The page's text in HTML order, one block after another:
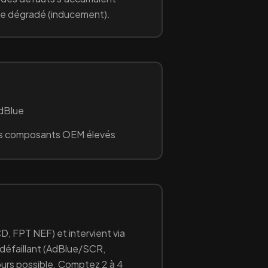
dégradé (inducement).
OEM élevés
FPT NEF) et intervient via
(AdBlue/SCR,
possible. Comptez 2 à 4